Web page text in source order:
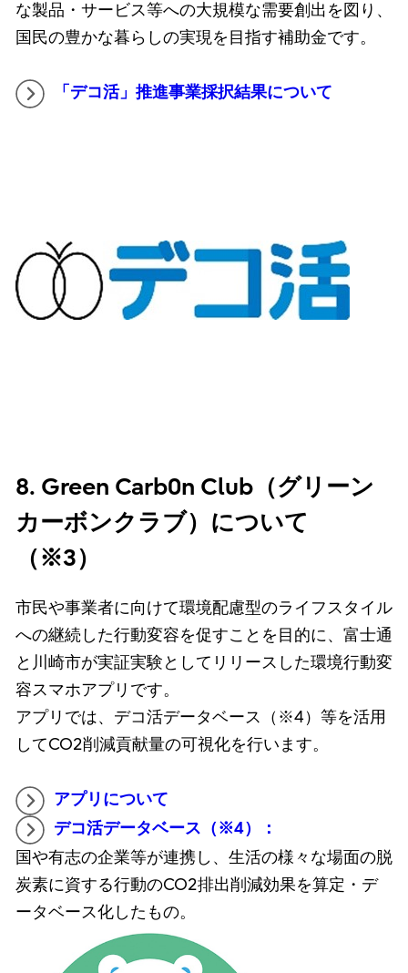
な製品・サービス等への大規模な需要創出を図り、
国民の豊かな暮らしの実現を目指す補助金です。
「デコ活」推進事業採択結果について
8. Green Carb0n Club（グリーン
カーボンクラブ）について
（※3）
市民や事業者に向けて環境配慮型のライフスタイル
への継続した行動変容を促すことを目的に、富士通
と川崎市が実証実験としてリリースした環境行動変
容スマホアプリです。
アプリでは、デコ活データベース（※4）等を活用
してCO2削減貢献量の可視化を行います。
アプリについて
デコ活データベース（※4）：
国や有志の企業等が連携し、生活の様々な場面の脱
炭素に資する行動のCO2排出削減効果を算定・デ
ータベース化したもの。